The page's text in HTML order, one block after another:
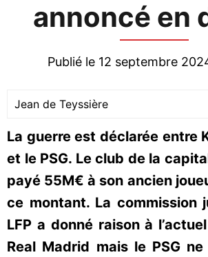
annoncé en
Publié le 12 septembre
Jean de Teyssière
La guerre est déclarée entre
et le PSG. Le club de la
payé 55M€ à son ancien
ce montant. La commission
LFP a donné raison à
Real Madrid mais le PSG